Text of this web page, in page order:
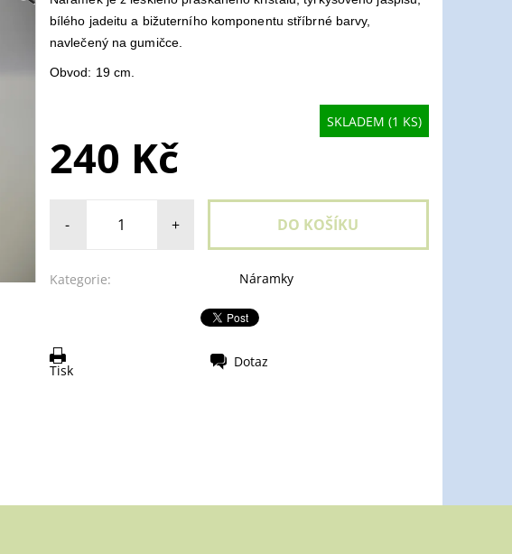
bílého jadeitu a bižuterního komponentu stříbrné barvy,
navlečený na gumičce.
Obvod: 19 cm.
SKLADEM (1 KS)
240 Kč
- +
Kategorie: Náramky
Tisk
Dotaz